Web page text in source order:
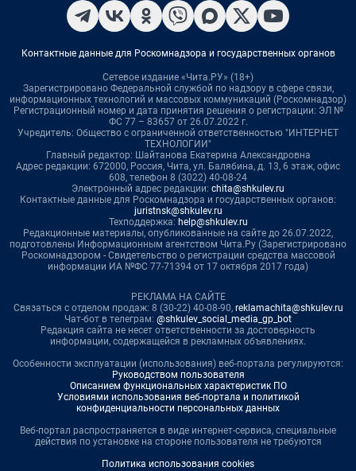
Контактные данные для Роскомнадзора и государственных органов
Сетевое издание «Чита.РУ» (18+)
Зарегистрировано Федеральной службой по надзору в сфере связи,
информационных технологий и массовых коммуникаций (Роскомнадзор)
Регистрационный номер и дата принятия решения о регистрации: ЭЛ №
ФС 77 – 83657 от 26.07.2022 г.
Учредитель: Общество с ограниченной ответственностью "ИНТЕРНЕТ
ТЕХНОЛОГИИ"
Главный редактор: Шайтанова Екатерина Александровна
Адрес редакции: 672000, Россия, Чита, ул. Балябина, д. 13, 6 этаж, офис
608, телефон 8 (3022) 40-08-24
Электронный адрес редакции: chita@shkulev.ru
Контактные данные для Роскомнадзора и государственных органов:
juristnsk@shkulev.ru
Техподдержка: help@shkulev.ru
Редакционные материалы, опубликованные на сайте до 26.07.2022,
подготовлены Информационным агентством Чита.Ру (Зарегистрировано
Роскомнадзором - Свидетельство о регистрации средства массовой
информации ИА №ФС 77-71394 от 17 октября 2017 года)
РЕКЛАМА НА САЙТЕ
Связаться с отделом продаж: 8 (30-22) 40-08-90, reklamachita@shkulev.ru
Чат-бот в телеграм: @shkulev_social_media_gp_bot
Редакция сайта не несет ответственности за достоверность
информации, содержащейся в рекламных объявлениях.
Особенности эксплуатации (использования) веб-портала регулируются:
Руководством пользователя
Описанием функциональных характеристик ПО
Условиями использования веб-портала и политикой
конфиденциальности персональных данных
Веб-портал распространяется в виде интернет-сервиса, специальные
действия по установке на стороне пользователя не требуются
Политика использования cookies